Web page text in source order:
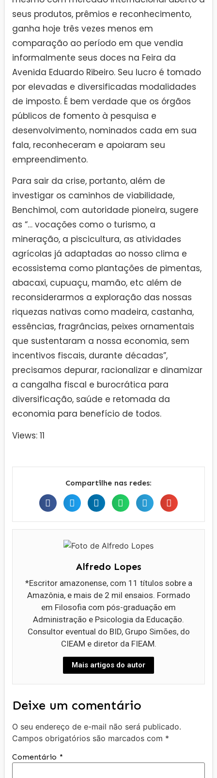
seus produtos, prêmios e reconhecimento,
ganha hoje três vezes menos em
comparação ao período em que vendia
informalmente seus doces na Feira da
Avenida Eduardo Ribeiro. Seu lucro é tomado
por elevadas e diversificadas modalidades
de imposto. É bem verdade que os órgãos
públicos de fomento à pesquisa e
desenvolvimento, nominados cada em sua
fala, reconheceram e apoiaram seu
empreendimento.
Para sair da crise, portanto, além de
investigar os caminhos de viabilidade,
Benchimol, com autoridade pioneira, sugere
as “… vocações como o turismo, a
mineração, a piscicultura, as atividades
agrícolas já adaptadas ao nosso clima e
ecossistema como plantações de pimentas,
abacaxi, cupuaçu, mamão, etc além de
reconsiderarmos a exploração das nossas
riquezas nativas como madeira, castanha,
essências, fragrâncias, peixes ornamentais
que sustentaram a nossa economia, sem
incentivos fiscais, durante décadas”,
precisamos depurar, racionalizar e dinamizar
a cangalha fiscal e burocrática para
diversificação, saúde e retomada da
economia para benefício de todos.
Views: 11
Compartilhe nas redes:
Alfredo Lopes
*Escritor amazonense, com 11 títulos sobre a
Amazônia, e mais de 2 mil ensaios. Formado
em Filosofia com pós-graduação em
Administração e Psicologia da Educação.
Consultor eventual do BID, Grupo Simões, do
CIEAM e diretor da FIEAM.
Mais artigos do autor
Deixe um comentário
O seu endereço de e-mail não será publicado.
Campos obrigatórios são marcados com *
Comentário *